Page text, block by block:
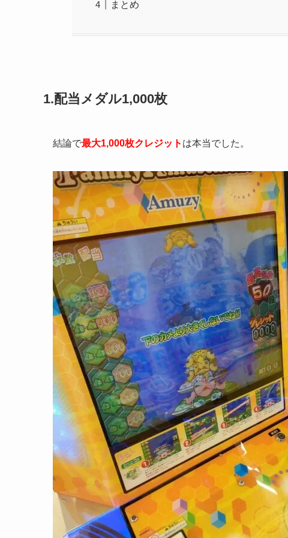
まとめ
1.配当メダル1,000枚
結論で最大1,000枚クレジット は本当でした。